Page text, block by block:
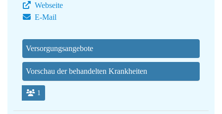
Webseite
E-Mail
Versorgungsangebote
Vorschau der behandelten Krankheiten
1